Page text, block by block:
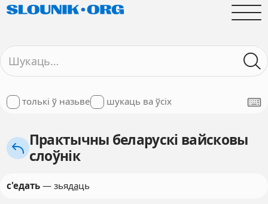
толькі ў назьве шукаць ва ўсіх
Практычны беларускі вайсковы
слоўнік
с'едать— зьядаць